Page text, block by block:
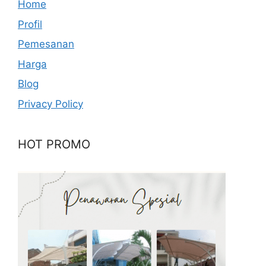
Home
Profil
Pemesanan
Harga
Blog
Privacy Policy
HOT PROMO